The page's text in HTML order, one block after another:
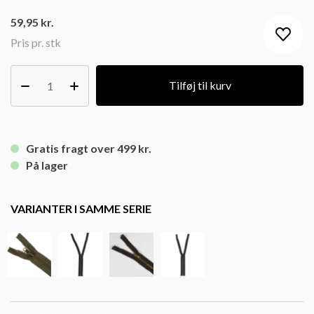
Pris pr. stk
59,95 kr.
Tilføj til kurv
Gratis fragt over 499 kr.
På lager
VARIANTER I SAMME SERIE